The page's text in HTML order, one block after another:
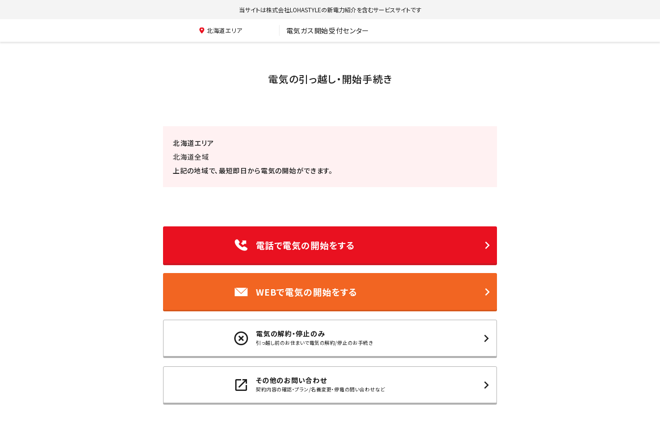
当サイトは株式会社LOHASTYLEの新電力紹介を含むサービスサイトです
北海道エリア 電気ガス開始受付センター
電気の引っ越し・開始手続き
北海道エリア
北海道全域
上記の地域で、最短即日から電気の開始ができます。
電話で電気の開始をする
WEBで電気の開始をする
電気の解約・停止のみ
引っ越し前のお住まいで電気の解約/停止のお手続き
その他のお問い合わせ
契約内容の確認・プラン/名義変更・停電の問い合わせなど